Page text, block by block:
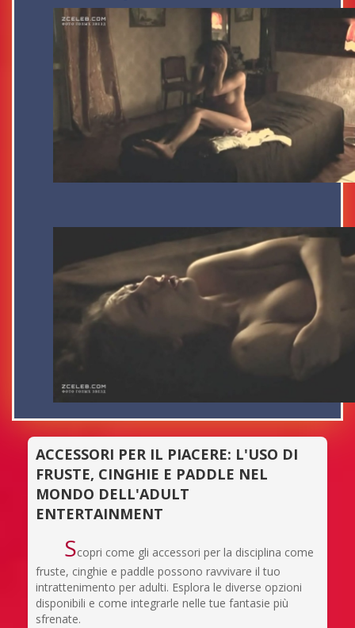
ACCESSORI PER IL PIACERE: L'USO DI
FRUSTE, CINGHIE E PADDLE NEL
MONDO DELL'ADULT
ENTERTAINMENT
Scopri come gli accessori per la disciplina come
fruste, cinghie e paddle possono ravvivare il tuo
intrattenimento per adulti. Esplora le diverse opzioni
disponibili e come integrarle nelle tue fantasie più
sfrenate.